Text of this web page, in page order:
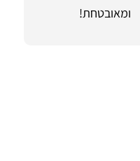
ומאובטחת!